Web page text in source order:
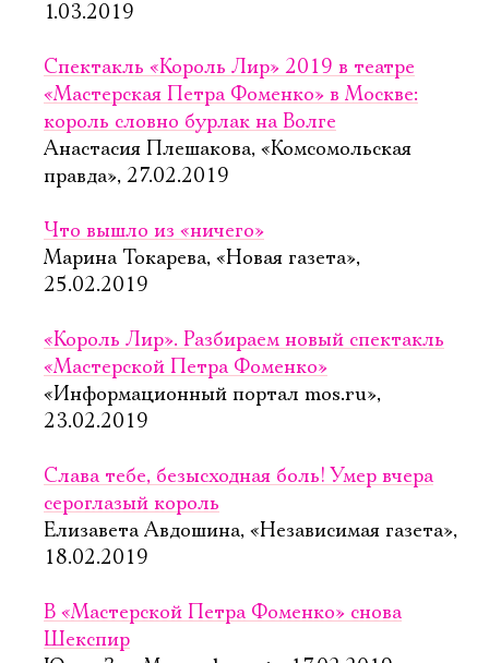
1.03.2019
Спектакль «Король Лир» 2019 в театре
«Мастерская Петра Фоменко» в Москве:
король словно бурлак на Волге
Анастасия Плешакова, «Комсомольская
правда», 27.02.2019
Что вышло из «ничего»
Марина Токарева, «Новая газета»,
25.02.2019
«Король Лир». Разбираем новый спектакль
«Мастерской Петра Фоменко»
«Информационный портал mos.ru»,
23.02.2019
Слава тебе, безысходная боль! Умер вчера
сероглазый король
Елизавета Авдошина, «Независимая газета»,
18.02.2019
В «Мастерской Петра Фоменко» снова
Шекспир